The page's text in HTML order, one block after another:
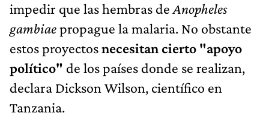
impedir que las hembras de Anopheles
gambiaepropague la malaria. No obstante
estos proyectosnecesitan cierto "apoyo
político" de los países donde se realizan,
declara Dickson Wilson, científico en
Tanzania.